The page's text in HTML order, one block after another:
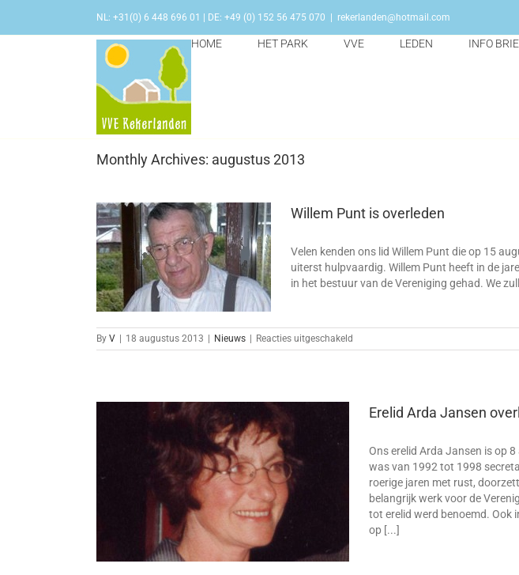
content
NL: +31(0) 6 448 696 01 | DE: +49 (0) 152 56 475 070 rekerlanden@hotmail.com
HOME HET PARK VVE LEDEN INFO
Monthly Archives: augustus 2013
Willem Punt is overleden
Velen kenden ons lid Willem Punt die op 15
uiterst hulpvaardig. Willem Punt heeft in de
in het bestuur van de Vereniging gehad. We
By V 18 augustus 2013 Nieuws Reacties uitgeschakeld
Willem
Erelid Arda Jansen
Ons erelid Arda Jansen is op
was van 1992 tot 1998
roerige jaren met rust,
belangrijk werk voor de
tot erelid werd benoemd. Ook
op [...]